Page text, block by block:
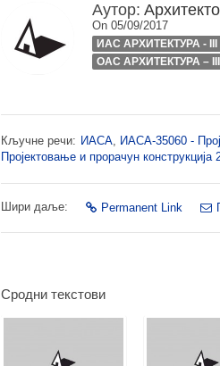
Аутор:
On 05/09/2017
ИАС АРХИТЕКТУРА -
ОАС АРХИТЕКТУРА –
Кључне речи: ИАСА, ИАСА-35060 -
Пројектовање и прорачун конструкција
Шири даље: Permanent Link
Сродни текстови